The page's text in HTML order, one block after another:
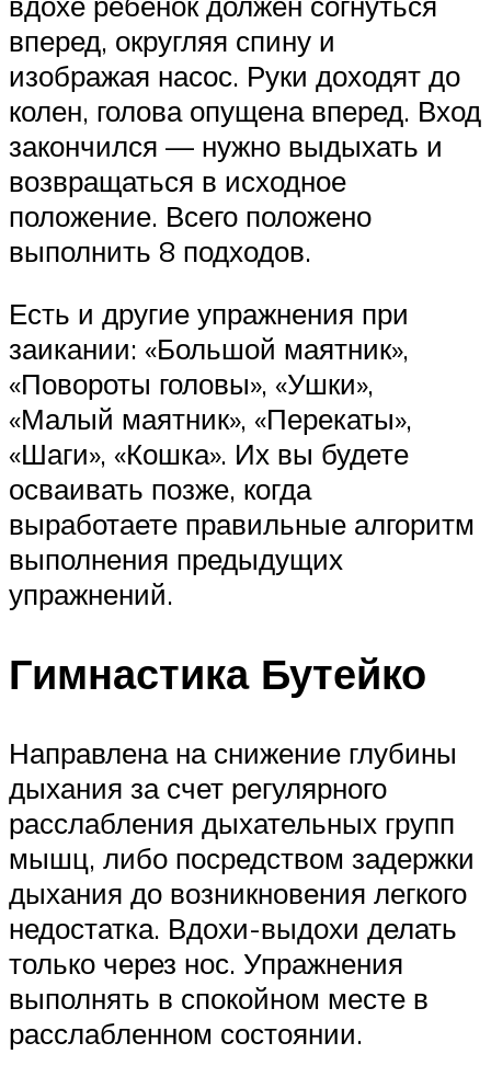
вперед, округляя спину и
изображая насос. Руки доходят до
колен, голова опущена вперед. Вход
закончился — нужно выдыхать и
возвращаться в исходное
положение. Всего положено
выполнить 8 подходов.
Есть и другие упражнения при
заикании: «Большой маятник»,
«Повороты головы», «Ушки»,
«Малый маятник», «Перекаты»,
«Шаги», «Кошка». Их вы будете
осваивать позже, когда
выработаете правильные алгоритм
выполнения предыдущих
упражнений.
Гимнастика Бутейко
Направлена на снижение глубины
дыхания за счет регулярного
расслабления дыхательных групп
мышц, либо посредством задержки
дыхания до возникновения легкого
недостатка. Вдохи-выдохи делать
только через нос. Упражнения
выполнять в спокойном месте в
расслабленном состоянии.